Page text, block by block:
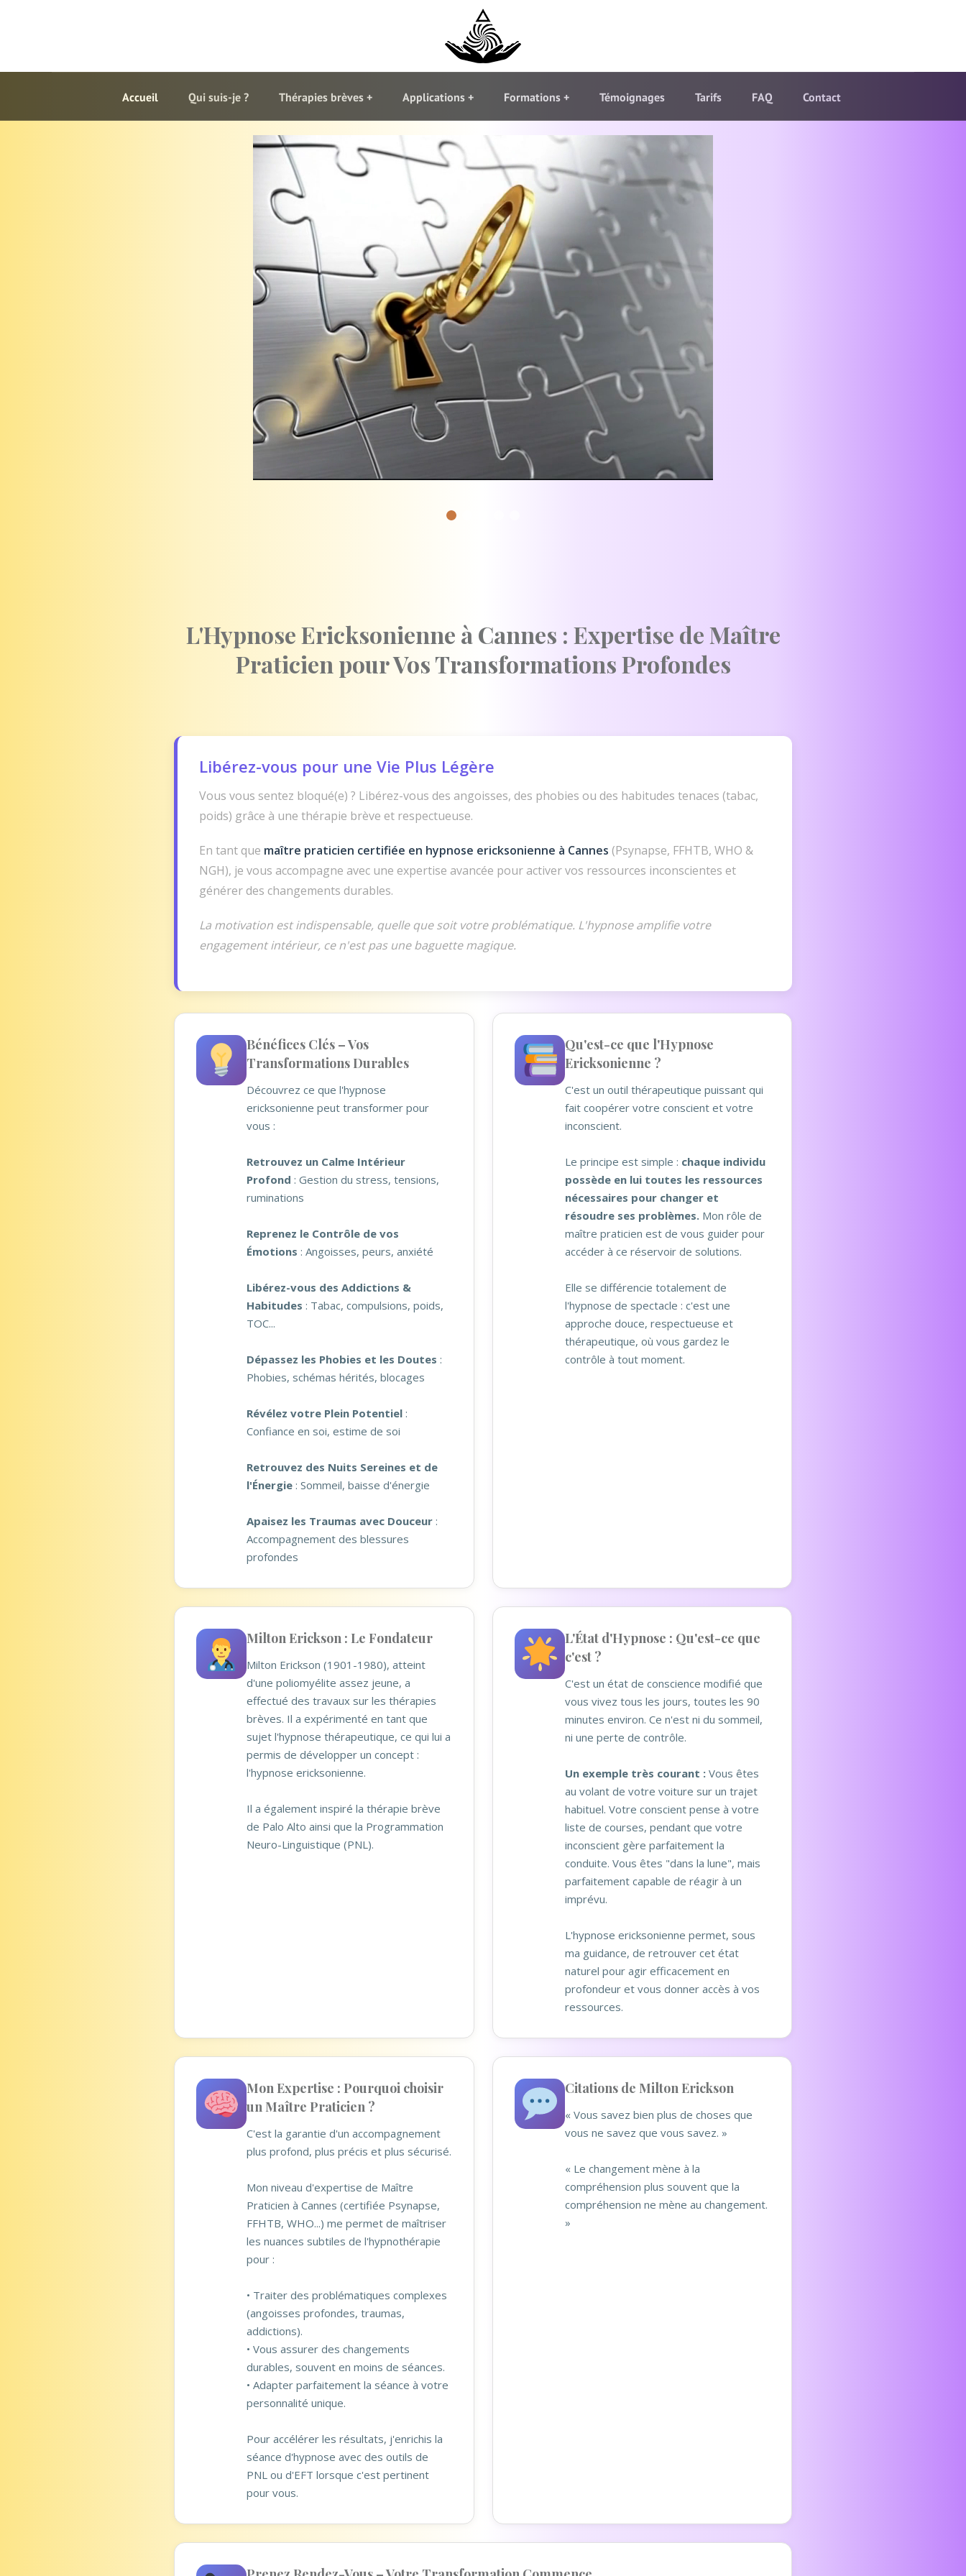
Accueil Qui suis-je ? Thérapies brèves Applications Formations Témoignages Tarifs FAQ Contact
L'Hypnose Ericksonienne à Cannes : Expertise de Maître
Praticien pour Vos Transformations Profondes
Libérez-vous pour une Vie Plus Légère
Vous vous sentez bloqué(e) ? Libérez-vous des angoisses, des phobies ou des habitudes tenaces (tabac,
poids) grâce à une thérapie brève et respectueuse.
En tant que maître praticien certifiée en hypnose ericksonienne à Cannes (Psynapse, FFHTB, WHO &
NGH), je vous accompagne avec une expertise avancée pour activer vos ressources inconscientes et
générer des changements durables.
La motivation est indispensable, quelle que soit votre problématique. L'hypnose amplifie votre
engagement intérieur, ce n'est pas une baguette magique.
Bénéfices Clés – Vos
Transformations Durables
Découvrez ce que l'hypnose
ericksonienne peut transformer pour
vous :
Retrouvez un Calme Intérieur
Profond : Gestion du stress, tensions,
ruminations
Reprenez le Contrôle de vos
Émotions : Angoisses, peurs, anxiété
Libérez-vous des Addictions &
Habitudes : Tabac, compulsions, poids,
TOC...
Dépassez les Phobies et les Doutes :
Phobies, schémas hérités, blocages
Révélez votre Plein Potentiel :
Confiance en soi, estime de soi
Retrouvez des Nuits Sereines et de
l'Énergie : Sommeil, baisse d'énergie
Apaisez les Traumas avec Douceur :
Accompagnement des blessures
profondes
Qu'est-ce que l'Hypnose
Ericksonienne ?
C'est un outil thérapeutique puissant qui
fait coopérer votre conscient et votre
inconscient.
Le principe est simple : chaque individu
possède en lui toutes les ressources
nécessaires pour changer et
résoudre ses problèmes.Mon rôle de
maître praticien est de vous guider pour
accéder à ce réservoir de solutions.
Elle se différencie totalement de
l'hypnose de spectacle : c'est une
approche douce, respectueuse et
thérapeutique, où vous gardez le
contrôle à tout moment.
Milton Erickson : Le Fondateur
Milton Erickson (1901-1980), atteint
d'une poliomyélite assez jeune, a
effectué des travaux sur les thérapies
brèves. Il a expérimenté en tant que
sujet l'hypnose thérapeutique, ce qui lui a
permis de développer un concept :
l'hypnose ericksonienne.
Il a également inspiré la thérapie brève
de Palo Alto ainsi que la Programmation
Neuro-Linguistique (PNL).
L'État d'Hypnose : Qu'est-ce que
c'est ?
C'est un état de conscience modifié que
vous vivez tous les jours, toutes les 90
minutes environ. Ce n'est ni du sommeil,
ni une perte de contrôle.
Un exemple très courant :Vous êtes
au volant de votre voiture sur un trajet
habituel. Votre conscient pense à votre
liste de courses, pendant que votre
inconscient gère parfaitement la
conduite. Vous êtes "dans la lune", mais
parfaitement capable de réagir à un
imprévu.
L'hypnose ericksonienne permet, sous
ma guidance, de retrouver cet état
naturel pour agir efficacement en
profondeur et vous donner accès à vos
ressources.
Mon Expertise : Pourquoi choisir
un Maître Praticien ?
C'est la garantie d'un accompagnement
plus profond, plus précis et plus sécurisé.
Mon niveau d'expertise de Maître
Praticien à Cannes (certifiée Psynapse,
FFHTB, WHO...) me permet de maîtriser
les nuances subtiles de l'hypnothérapie
pour :
• Traiter des problématiques complexes
(angoisses profondes, traumas,
addictions).
• Vous assurer des changements
durables, souvent en moins de séances.
• Adapter parfaitement la séance à votre
personnalité unique.
Pour accélérer les résultats, j'enrichis la
séance d'hypnose avec des outils de
PNL ou d'EFT lorsque c'est pertinent
pour vous.
Citations de Milton Erickson
« Vous savez bien plus de choses que
vous ne savez que vous savez. »
« Le changement mène à la
compréhension plus souvent que la
compréhension ne mène au changement.
»